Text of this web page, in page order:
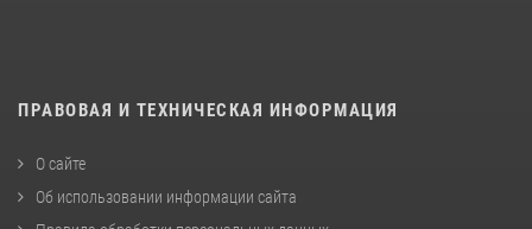
ПРАВОВАЯ И ТЕХНИЧЕСКАЯ ИНФОРМАЦИЯ
О сайте
Об использовании информации сайта